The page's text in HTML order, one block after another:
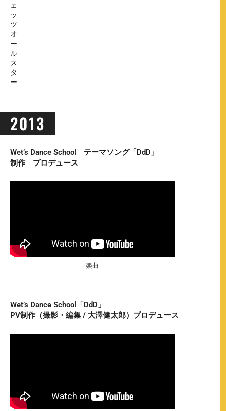
ェ
ッ
ツ
オ
ー
ル
ス
タ
ー
2013
Wet’s Dance School テーマソング「DdD」
制作 プロデュース
楽曲
Wet’s Dance School「DdD」
PV制作（撮影・編集 / 大澤健太郎）プロデュース